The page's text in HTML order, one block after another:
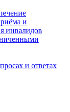
и
инвалидов
и ответах